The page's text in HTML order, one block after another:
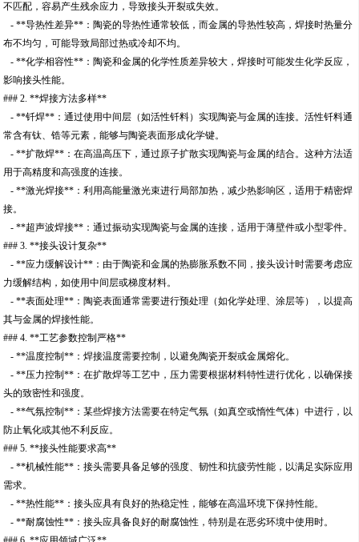
不匹配，容易产生残余应力，导致接头开裂或失效。
- **导热性差异**：陶瓷的导热性通常较低，而金属的导热性较高，焊接时热量分
布不均匀，可能导致局部过热或冷却不均。
- **化学相容性**：陶瓷和金属的化学性质差异较大，焊接时可能发生化学反应，
影响接头性能。
### 2. **焊接方法多样**
- **钎焊**：通过使用中间层（如活性钎料）实现陶瓷与金属的连接。活性钎料通
常含有钛、锆等元素，能够与陶瓷表面形成化学键。
- **扩散焊**：在高温高压下，通过原子扩散实现陶瓷与金属的结合。这种方法适
用于高精度和高强度的连接。
- **激光焊接**：利用高能量激光束进行局部加热，减少热影响区，适用于精密焊
接。
- **超声波焊接**：通过振动实现陶瓷与金属的连接，适用于薄壁件或小型零件。
### 3. **接头设计复杂**
- **应力缓解设计**：由于陶瓷和金属的热膨胀系数不同，接头设计时需要考虑应
力缓解结构，如使用中间层或梯度材料。
- **表面处理**：陶瓷表面通常需要进行预处理（如化学处理、涂层等），以提高
其与金属的焊接性能。
### 4. **工艺参数控制严格**
- **温度控制**：焊接温度需要控制，以避免陶瓷开裂或金属熔化。
- **压力控制**：在扩散焊等工艺中，压力需要根据材料特性进行优化，以确保接
头的致密性和强度。
- **气氛控制**：某些焊接方法需要在特定气氛（如真空或惰性气体）中进行，以
防止氧化或其他不利反应。
### 5. **接头性能要求高**
- **机械性能**：接头需要具备足够的强度、韧性和抗疲劳性能，以满足实际应用
需求。
- **热性能**：接头应具有良好的热稳定性，能够在高温环境下保持性能。
- **耐腐蚀性**：接头应具备良好的耐腐蚀性，特别是在恶劣环境中使用时。